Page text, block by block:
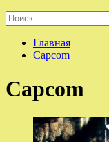
Найти:
Главная
Capcom
Capcom